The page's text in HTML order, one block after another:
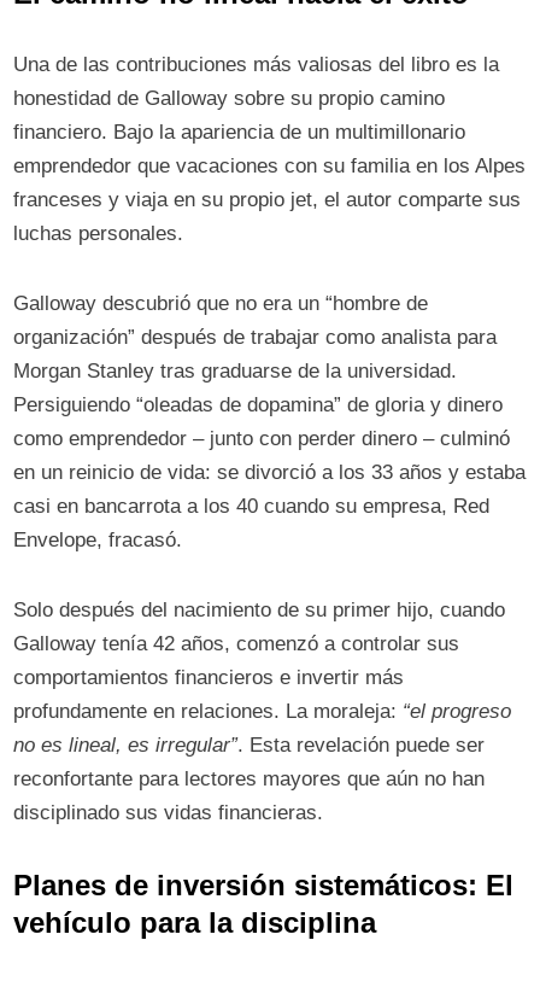
Una de las contribuciones más valiosas del libro es la
honestidad de Galloway sobre su propio camino
financiero. Bajo la apariencia de un multimillonario
emprendedor que vacaciones con su familia en los Alpes
franceses y viaja en su propio jet, el autor comparte sus
luchas personales.
Galloway descubrió que no era un “hombre de
organización” después de trabajar como analista para
Morgan Stanley tras graduarse de la universidad.
Persiguiendo “oleadas de dopamina” de gloria y dinero
como emprendedor – junto con perder dinero – culminó
en un reinicio de vida: se divorció a los 33 años y estaba
casi en bancarrota a los 40 cuando su empresa, Red
Envelope, fracasó.
Solo después del nacimiento de su primer hijo, cuando
Galloway tenía 42 años, comenzó a controlar sus
comportamientos financieros e invertir más
profundamente en relaciones. La moraleja: “el progreso
no es lineal, es irregular”. Esta revelación puede ser
reconfortante para lectores mayores que aún no han
disciplinado sus vidas financieras.
Planes de inversión sistemáticos: El
vehículo para la disciplina